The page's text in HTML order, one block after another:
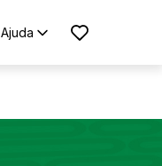
Ajuda